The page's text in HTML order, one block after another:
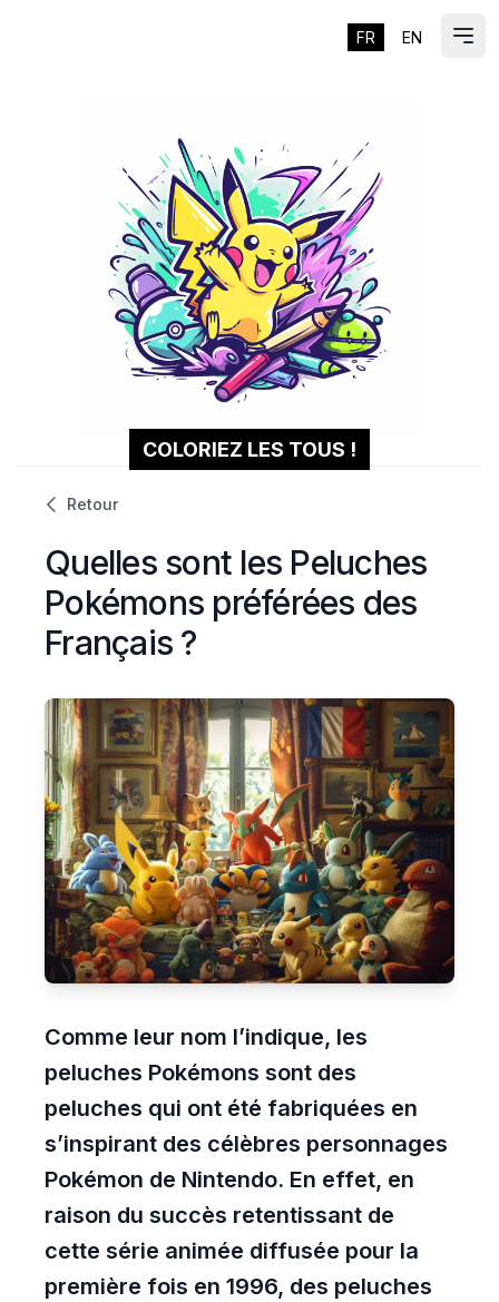
FR EN ES
COLORIEZ LES TOUS !
Retour
Quelles sont les Peluches
Pokémons préférées des
Français ?
Comme leur nom l’indique, les
peluches Pokémons sont des
peluches qui ont été fabriquées en
s’inspirant des célèbres personnages
Pokémon de Nintendo. En effet, en
raison du succès retentissant de
cette série animée diffusée pour la
première fois en 1996, des peluches